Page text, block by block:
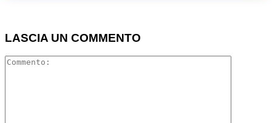
LASCIA UN COMMENTO